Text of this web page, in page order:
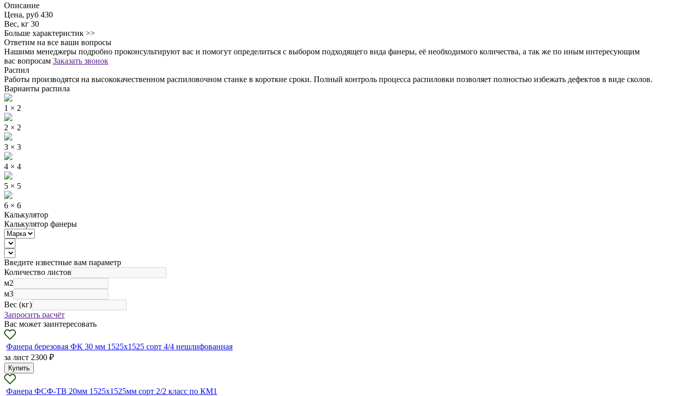
Описание
Цена, руб 430
Вес, кг 30
Больше характеристик >>
Ответим на все ваши вопросы
Нашими менеджеры подробно проконсультируют вас и помогут определиться с выбором подходящего вида фанеры, её необходимого количества, а так же по иным интересующим
вас вопросам Заказать звонок
Распил
Работы производятся на высококачественном распиловочном станке в короткие сроки. Полный контроль процесса распиловки позволяет полностью избежать дефектов в виде сколов.
Варианты распила
1 × 2
2 × 2
3 × 3
4 × 4
5 × 5
6 × 6
Калькулятор
Калькулятор фанеры
Введите известные вам параметр
Количество листов
м2
м3
Вес (кг)
Запросить расчёт
Вас может заинтересовать
Фанера березовая ФК 30 мм 1525х1525 сорт 4/4 нешлифованная
за лист 2300 ₽
Купить
Фанера ФСФ-ТВ 20мм 1525х1525мм сорт 2/2 класс по КМ1